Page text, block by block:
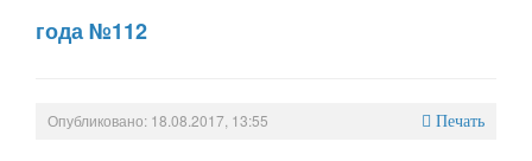
года №112
Опубликовано: 18.08.2017, 13:55 Печать